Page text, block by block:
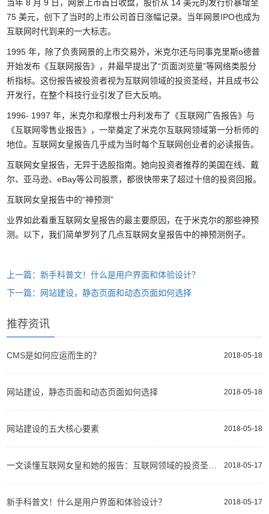
当年 8 月 9 日，网景上市首日收盘，股价从 14 美元的发行价暴增至
75 美元，创下了当时的上市公司首日涨幅记录。当年网景IPO也成为
互联网时代到来的一大标志。
1995 年，除了负责网景的上市交易外，米克尔还与同事克里斯o德普
开始发布《互联网报告》，并最早提出了“页面浏览量”等网络类股分
析指标。这份报告被投资者视为互联网领域的投资圣经，并且成书公
开发行，在整个科技行业引发了巨大反响。
1996- 1997 年，米克尔和摩根士丹利发布了《互联网广告报告》与
《互联网零售业报告》，一举奠定了米克尔互联网领域第一分析师的
地位。互联网女皇报告几乎成为当时每个互联网创业者的必读报告。
互联网女皇报告，无异于选股指南。她向投资者推荐的美国在线、戴
尔、亚马逊、eBay等公司股票，都很快带来了超过十倍的投资回报。
互联网女皇报告中的“神预测”
业界如此看重互联网女皇报告的最主要原因，在于米克尔的那些神预
测。以下，我们简单罗列了几点互联网女皇报告中的神预测例子。
上一篇：新手科普文！什么是用户界面和体验设计？
下一篇：网站建设，静态页面和动态页面如何选择
推荐资讯
2018-05-18
CMS是如何应运而生的？
2018-05-18
网站建设，静态页面和动态页面如何选择
2018-05-18
网站建设的五大核心要素
2018-05-17
2018-05-17
新手科普文！什么是用户界面和体验设计？